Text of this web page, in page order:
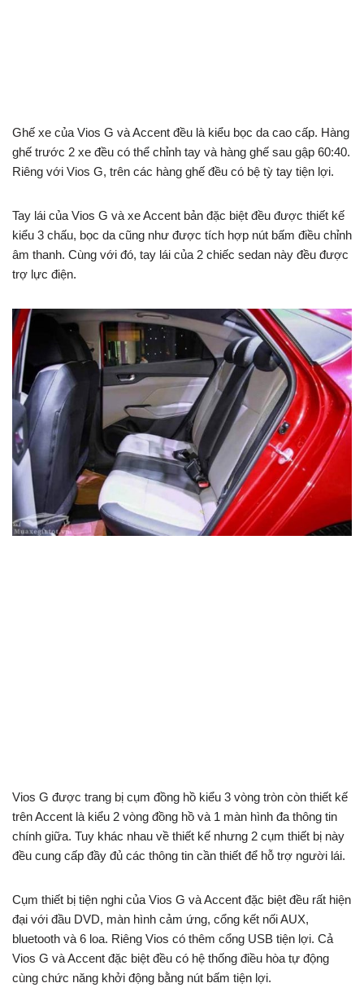
Ghế xe của Vios G và Accent đều là kiểu bọc da cao cấp. Hàng
ghế trước 2 xe đều có thể chỉnh tay và hàng ghế sau gập 60:40.
Riêng với Vios G, trên các hàng ghế đều có bệ tỳ tay tiện lợi.
Tay lái của Vios G và xe Accent bản đặc biệt đều được thiết kế
kiểu 3 chấu, bọc da cũng như được tích hợp nút bấm điều chỉnh
âm thanh. Cùng với đó, tay lái của 2 chiếc sedan này đều được
trợ lực điện.
Vios G được trang bị cụm đồng hồ kiểu 3 vòng tròn còn thiết kế
trên Accent là kiểu 2 vòng đồng hồ và 1 màn hình đa thông tin
chính giữa. Tuy khác nhau về thiết kế nhưng 2 cụm thiết bị này
đều cung cấp đầy đủ các thông tin cần thiết để hỗ trợ người lái.
Cụm thiết bị tiện nghi của Vios G và Accent đặc biệt đều rất hiện
đại với đầu DVD, màn hình cảm ứng, cổng kết nối AUX,
bluetooth và 6 loa. Riêng Vios có thêm cổng USB tiện lợi. Cả
Vios G và Accent đặc biệt đều có hệ thống điều hòa tự động
cùng chức năng khởi động bằng nút bấm tiện lợi.